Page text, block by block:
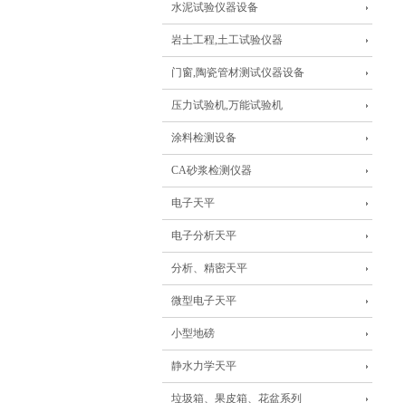
水泥试验仪器设备
岩土工程,土工试验仪器
门窗,陶瓷管材测试仪器设备
压力试验机,万能试验机
涂料检测设备
CA砂浆检测仪器
电子天平
电子分析天平
分析、精密天平
微型电子天平
小型地磅
静水力学天平
垃圾箱、果皮箱、花盆系列